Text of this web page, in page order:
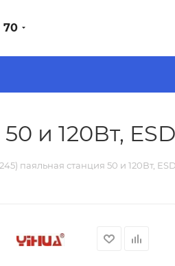
70
и 120Вт, ESD
паяльная станция 50 и 120Вт, ESD